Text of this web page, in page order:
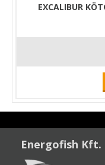
EXCALIBUR
Energofish Kft.